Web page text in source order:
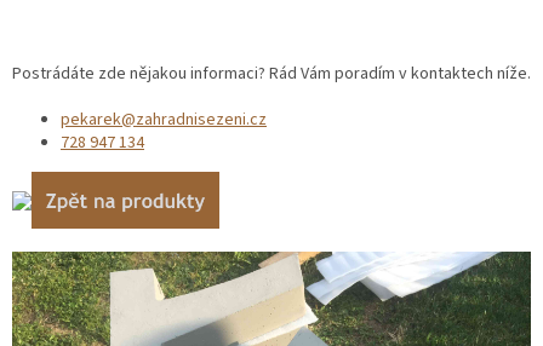
Postrádáte zde nějakou informaci? Rád Vám poradím v kontaktech níže.
pekarek@zahradnisezeni.cz
728 947 134